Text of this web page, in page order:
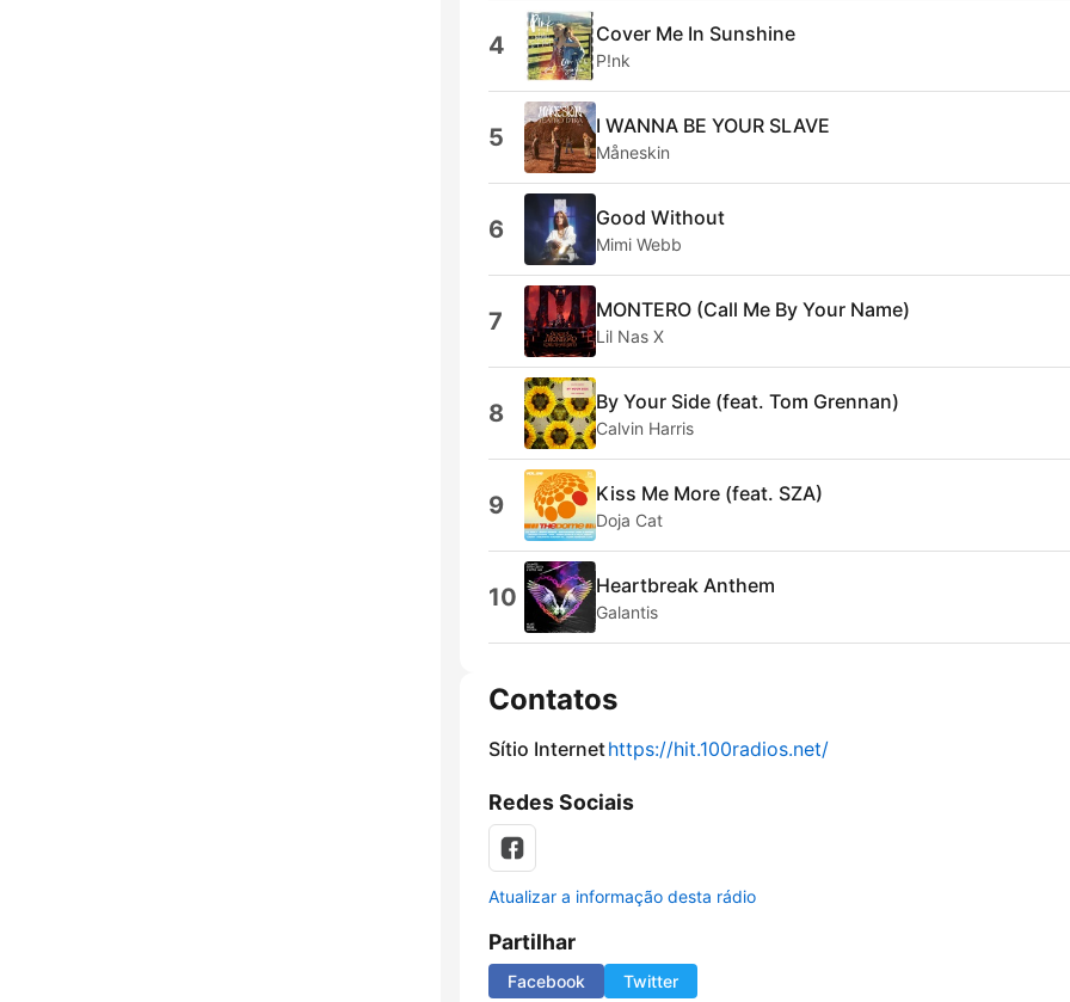
4 Cover Me In Sunshine
P!nk
5 I WANNA BE YOUR SLAVE
Måneskin
6 Good Without
Mimi Webb
7 MONTERO (Call Me By Your Name)
Lil Nas X
8 By Your Side (feat. Tom Grennan)
Calvin Harris
9 Kiss Me More (feat. SZA)
Doja Cat
10 Heartbreak Anthem
Galantis
Contatos
Sítio Internethttps://hit.100radios.net/
Redes Sociais
Atualizar a informação desta rádio
Partilhar
Facebook Twitter